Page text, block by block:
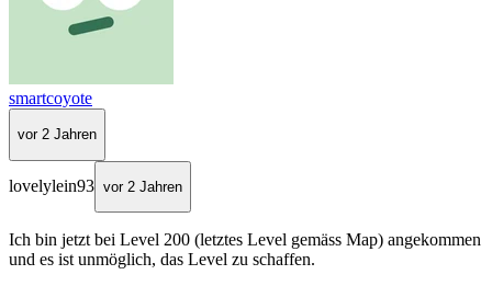
smartcoyote
vor 2 Jahren
lovelylein93 vor 2 Jahren
Ich bin jetzt bei Level 200 (letztes Level gemäss Map) angekommen
und es ist unmöglich, das Level zu schaffen.